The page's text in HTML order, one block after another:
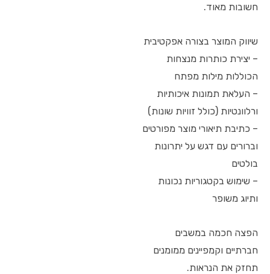
חשובות מאוד.
שיווק המוצר בצורה אפקטיבית
– יצירת כותרות מנצחות
הכוללות מילות מפתח
– העלאת תמונות איכותיות
ורלוונטיות (כולל זוויות שונות)
– כתיבת תיאורי מוצר מפורטים
וברורים עם דגש על יתרונות
בולטים
– שימוש בקטגוריות נכונות
ותיוג משופר
הפצה חכמה במשבים
חברתיים וקמפיינים ממומנים
תחזק את הנראות.